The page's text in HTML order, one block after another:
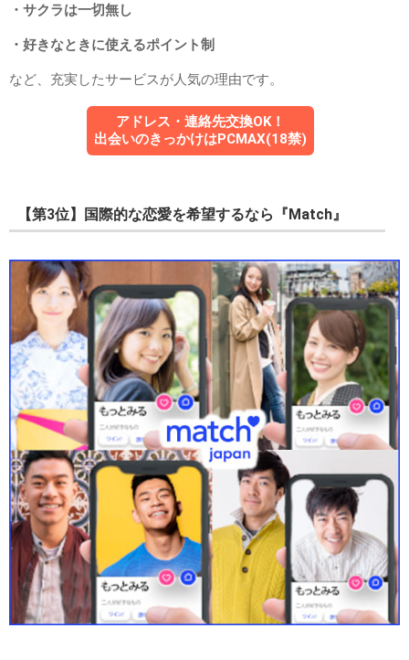
・サクラは一切無し
・好きなときに使えるポイント制
など、充実したサービスが人気の理由です。
アドレス・連絡先交換OK！
出会いのきっかけはPCMAX(18禁)
【第3位】国際的な恋愛を希望するなら『Match』